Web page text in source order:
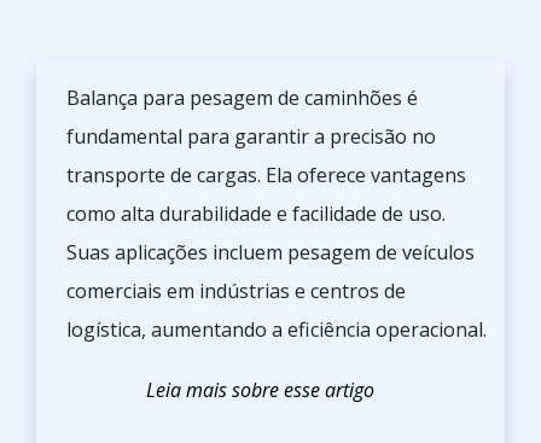
Balança para pesagem de caminhões é
fundamental para garantir a precisão no
transporte de cargas. Ela oferece vantagens
como alta durabilidade e facilidade de uso.
Suas aplicações incluem pesagem de veículos
comerciais em indústrias e centros de
logística, aumentando a eficiência operacional.